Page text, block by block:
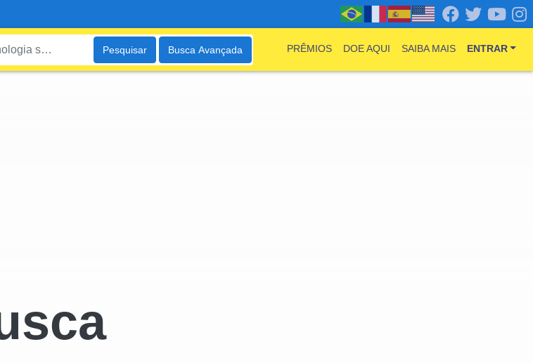
Pesquisar Busca Avançada PRÊMIOS DOE AQUI SAIBA MAIS ENTRAR